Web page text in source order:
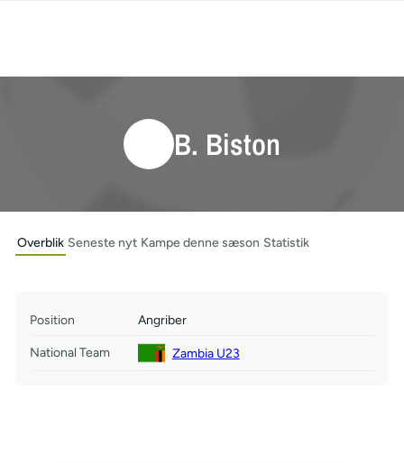
B. Biston
Overblik Seneste nyt Kampe denne sæson Statistik
Position Angriber
National Team Zambia U23